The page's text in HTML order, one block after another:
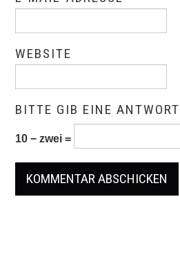
WEBSITE
BITTE GIB EINE
10 − zwei =